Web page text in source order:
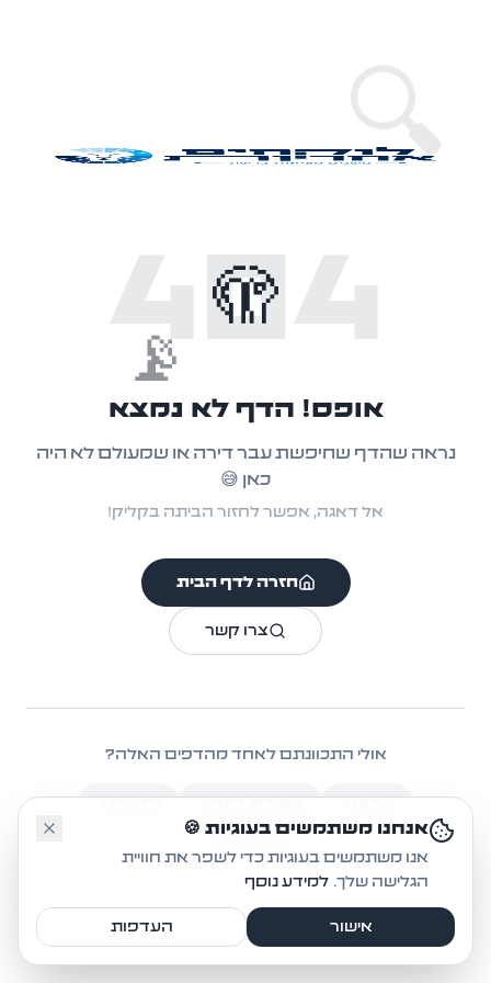
🔍
🤔
📡
404
🫣
אופס! הדף לא נמצא
נראה שהדף שחיפשת עבר דירה או שמעולם לא היה
כאן 😅
אל דאגה, אפשר לחזור הביתה בקליק!
חזרה לדף הבית
צרו קשר
אולי התכוונתם לאחד מהדפים האלה?
אנחנו משתמשים בעוגיות 🍪
אנו משתמשים בעוגיות כדי לשפר את חוויית
הגלישה שלך. למידע נוסף
אישור העדפות